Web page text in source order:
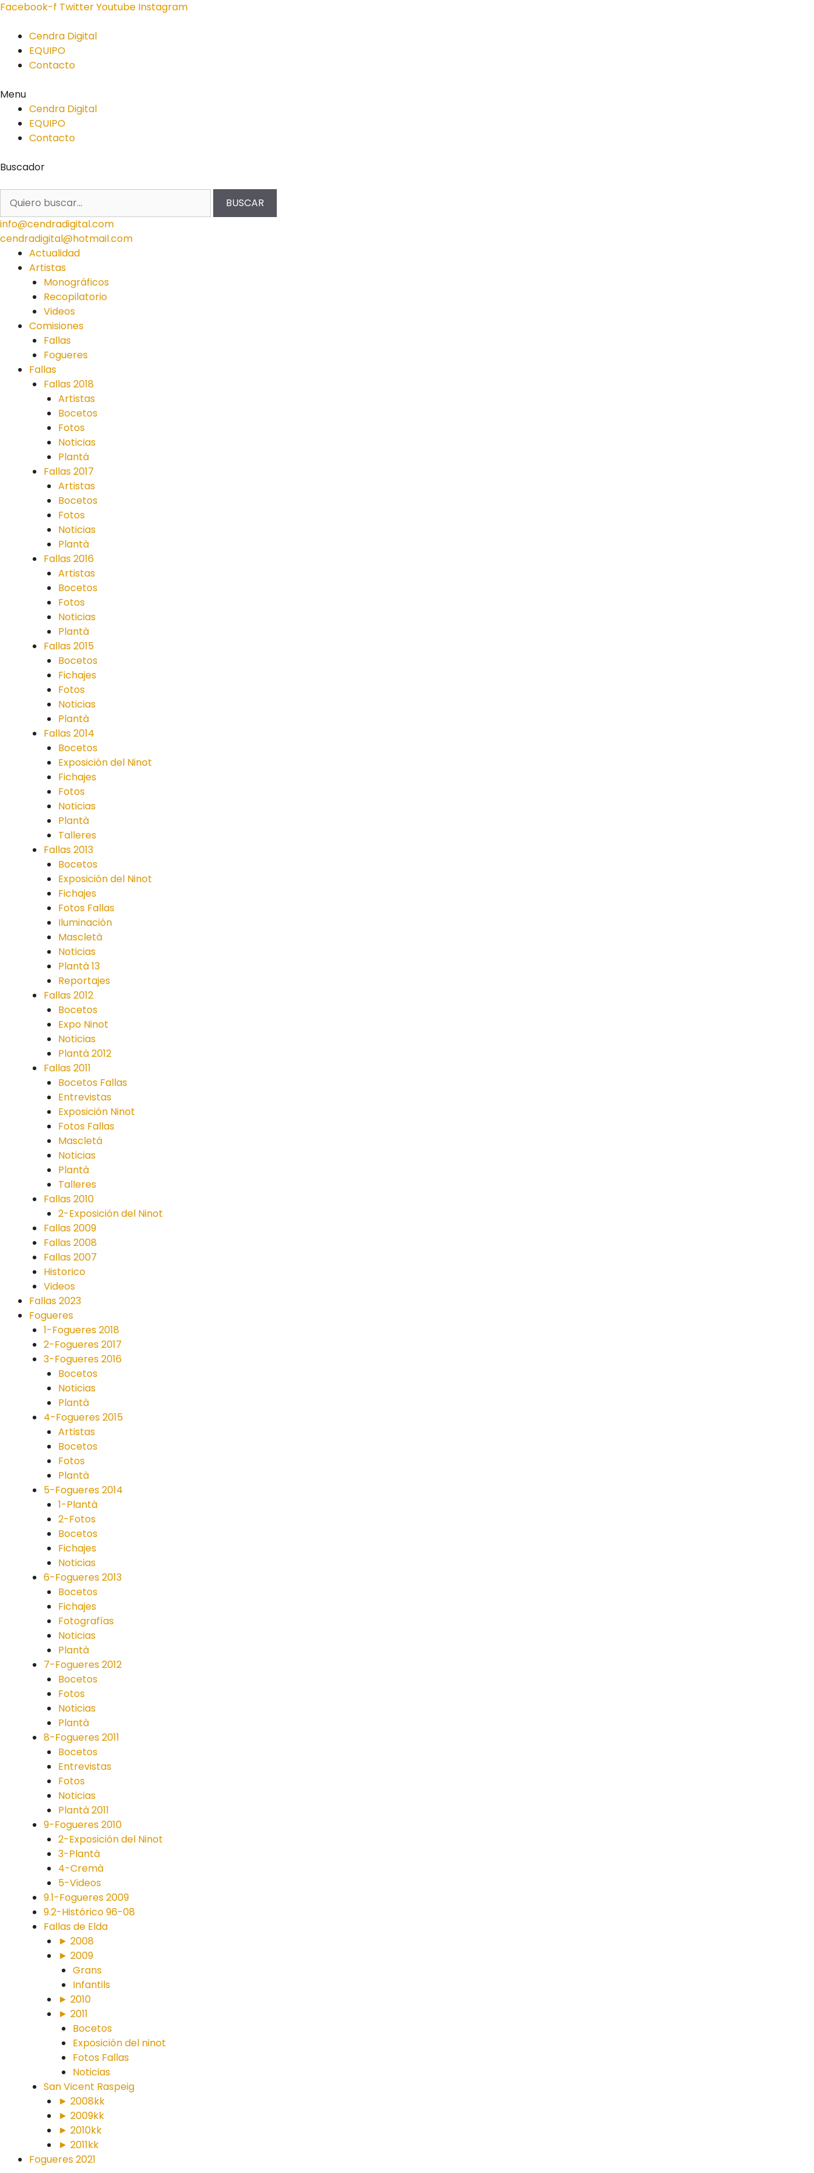
Facebook-f TwitterYoutube Instagram
Cendra Digital
EQUIPO
Contacto
Menu
Cendra Digital
EQUIPO
Contacto
Buscador
BUSCAR
info@cendradigital.com
cendradigital@hotmail.com
Actualidad
Artistas
Monográficos
Recopilatorio
Videos
Comisiones
Fallas
Fogueres
Fallas
Fallas 2018
Artistas
Bocetos
Fotos
Noticias
Plantá
Fallas 2017
Artistas
Bocetos
Fotos
Noticias
Plantà
Fallas 2016
Artistas
Bocetos
Fotos
Noticias
Plantà
Fallas 2015
Bocetos
Fichajes
Fotos
Noticias
Plantà
Fallas 2014
Bocetos
Exposición del Ninot
Fichajes
Fotos
Noticias
Plantà
Talleres
Fallas 2013
Bocetos
Exposición del Ninot
Fichajes
Fotos Fallas
Iluminación
Mascletà
Noticias
Plantà 13
Reportajes
Fallas 2012
Bocetos
Expo Ninot
Noticias
Plantà 2012
Fallas 2011
Bocetos Fallas
Entrevistas
Exposición Ninot
Fotos Fallas
Mascletá
Noticias
Plantà
Talleres
Fallas 2010
2-Exposición del Ninot
Fallas 2009
Fallas 2008
Fallas 2007
Historico
Videos
Fallas 2023
Fogueres
1-Fogueres 2018
2-Fogueres 2017
3-Fogueres 2016
Bocetos
Noticias
Plantà
4-Fogueres 2015
Artistas
Bocetos
Fotos
Plantà
5-Fogueres 2014
1-Plantà
2-Fotos
Bocetos
Fichajes
Noticias
6-Fogueres 2013
Bocetos
Fichajes
Fotografías
Noticias
Plantà
7-Fogueres 2012
Bocetos
Fotos
Noticias
Plantà
8-Fogueres 2011
Bocetos
Entrevistas
Fotos
Noticias
Plantà 2011
9-Fogueres 2010
2-Exposición del Ninot
3-Plantà
4-Cremà
5-Videos
9.1-Fogueres 2009
9.2-Histórico 96-08
Fallas de Elda
► 2008
► 2009
Grans
Infantils
► 2010
► 2011
Bocetos
Exposición del ninot
Fotos Fallas
Noticias
San Vicent Raspeig
► 2008kk
► 2009kk
► 2010kk
► 2011kk
Fogueres 2021